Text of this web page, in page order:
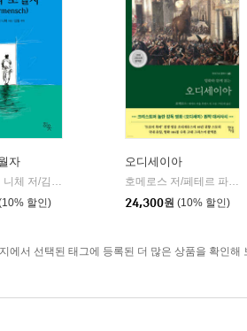
자
프리드리히 니체 저/김철 편역
할인)
오디세이아
호메로스 저/페테르 파울 루벤스 그림/박문재 역
24,300원 (10% 할인)
에서 선택된 태그에 등록된 더 많은 상품을 확인해